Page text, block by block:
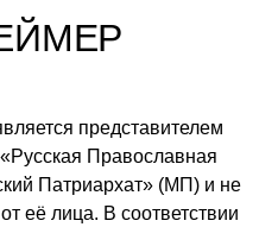
представителем
Православная
Патриархат» (МП) и не
её лица. В соответствии